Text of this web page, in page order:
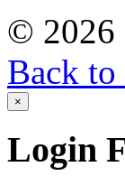
© 2026
Back to
×
Login